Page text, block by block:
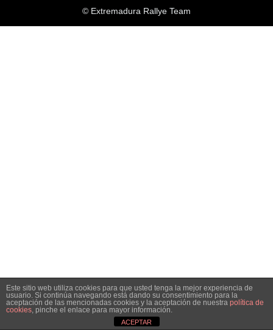
© Extremadura Rallye Team
Este sitio web utiliza cookies para que usted tenga la mejor experiencia de
usuario. Si continúa navegando está dando su consentimiento para la
aceptación de las mencionadas cookies y la aceptación de nuestra política de
cookies, pinche el enlace para mayor información.
ACEPTAR